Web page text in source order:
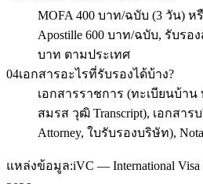
MOFA 400 บาท/ฉบับ (3 วัน) ห
Apostille 600 บาท/ฉบับ, รับรอ
บาท ตามประเทศ
04เอกสารอะไรที่รับรองได้บ้าง?
เอกสารราชการ (ทะเบียนบ้า
สมรส วุฒิ Transcript), เอกสาร
Attorney, ใบรับรองบริษัท),
แหล่งข้อมูล:iVC — International